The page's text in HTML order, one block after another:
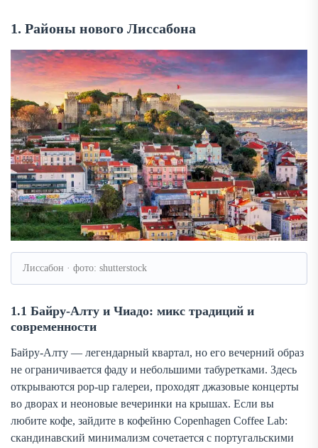
1. Районы нового Лиссабона
Лиссабон · фото: shutterstock
1.1 Байру-Алту и Чиадо: микс традиций и
современности
Байру-Алту — легендарный квартал, но его вечерний образ
не ограничивается фаду и небольшими табуретками. Здесь
открываются pop-up галереи, проходят джазовые концерты
во дворах и неоновые вечеринки на крышах. Если вы
любите кофе, зайдите в кофейню Copenhagen Coffee Lab:
скандинавский минимализм сочетается с португальскими